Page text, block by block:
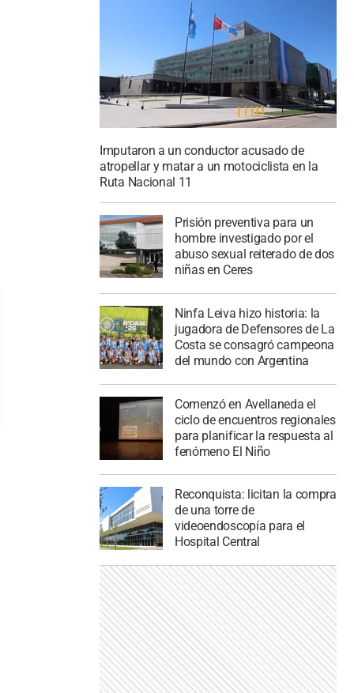
Imputaron a un conductor acusado de
atropellar y matar a un motociclista en la
Ruta Nacional 11
Prisión preventiva para un
hombre investigado por el
abuso sexual reiterado de dos
niñas en Ceres
Ninfa Leiva hizo historia: la
jugadora de Defensores de La
Costa se consagró campeona
del mundo con Argentina
Comenzó en Avellaneda el
ciclo de encuentros regionales
para planificar la respuesta al
fenómeno El Niño
Reconquista: licitan la compra
de una torre de
videoendoscopía para el
Hospital Central